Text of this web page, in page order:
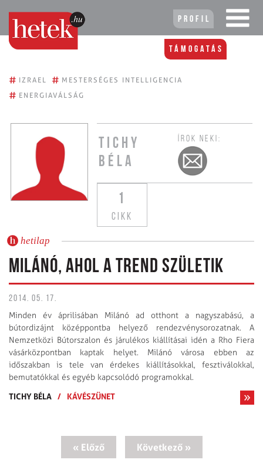
Profil
Támogatás
# IZRAEL # MESTERSÉGES INTELLIGENCIA
# ENERGIAVÁLSÁG
TICHY
BÉLA
ÍROK NEKI:
1
CIKK
hetilap
MILÁNÓ, AHOL A TREND SZÜLETIK
2014. 05. 17.
Minden év áprilisában Milánó ad otthont a nagyszabású, a
bútordizájnt középpontba helyező rendezvénysorozatnak. A
Nemzetközi Bútorszalon és járulékos kiállításai idén a Rho Fiera
vásárközpontban kaptak helyet. Milánó városa ebben az
időszakban is tele van érdekes kiállításokkal, fesztiválokkal,
bemutatókkal és egyéb kapcsolódó programokkal.
TICHY BÉLA / KÁVÉSZÜNET
« Előző Következő »